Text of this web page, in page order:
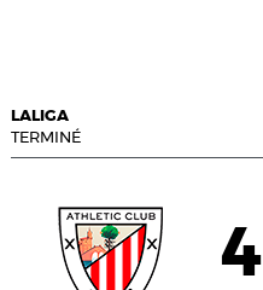
LALIGA
TERMINÉ
4